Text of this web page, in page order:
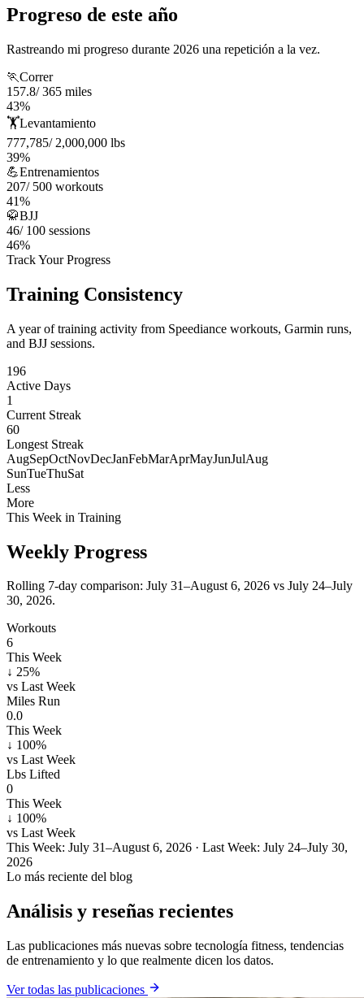
Progreso de este año
Rastreando mi progreso durante 2026 una repetición a la vez.
🏃Correr
157.8/365 miles
43%
🏋️Levantamiento
777,785/ 2,000,000 lbs
39%
💪Entrenamientos
207/ 500 workouts
41%
🥋BJJ
46/ 100 sessions
46%
Track Your Progress
Training Consistency
A year of training activity from Speediance workouts, Garmin runs,
and BJJ sessions.
196
Active Days
1
Current Streak
60
Longest Streak
AugSepOctNovDecJanFebMarAprMayJunJulAug
SunTueThuSat
Less
More
This Week in Training
Weekly Progress
Rolling 7-day comparison: July 31–August 6, 2026 vs July 24–July
30, 2026.
Workouts
6
This Week
↓ 25%
vs Last Week
Miles Run
0.0
This Week
↓ 100%
vs Last Week
Lbs Lifted
0
This Week
↓ 100%
vs Last Week
This Week: July 31–August 6, 2026 · Last Week: July 24–July 30,
2026
Lo más reciente del blog
Análisis y reseñas recientes
Las publicaciones más nuevas sobre tecnología fitness, tendencias
de entrenamiento y lo que realmente dicen los datos.
Ver todas las publicaciones